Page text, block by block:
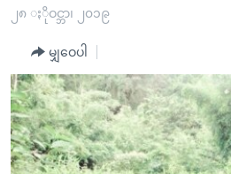
ပင်မ
ကျော်
ကြည့်
ရန်
ပင်မ
အစ္စရေး-ပါလက်စတိုင်း
အင်္ဂလိပ်စာလေ့လာမယ်
အမေရိကန်သုံးအီဒီယံ
မကြေးမုံရဲ့ အင်္ဂလိပ်စာ
ရုပ်ရှင်ထဲက အင်္ဂလိပ်စာ
အပတ်စဉ်ကဏ္ဍများ
ရေဒီယို
တီဗွီ
ရေဒီယိုနှင့်ရုပ်သံ အချက်အလက်များ
ရေဒီယို/တီဗွီအစီအစဉ်
၂၈ ႏိုဝင္ဘာ၊ ၂၀၁၉
မျှဝေပါ